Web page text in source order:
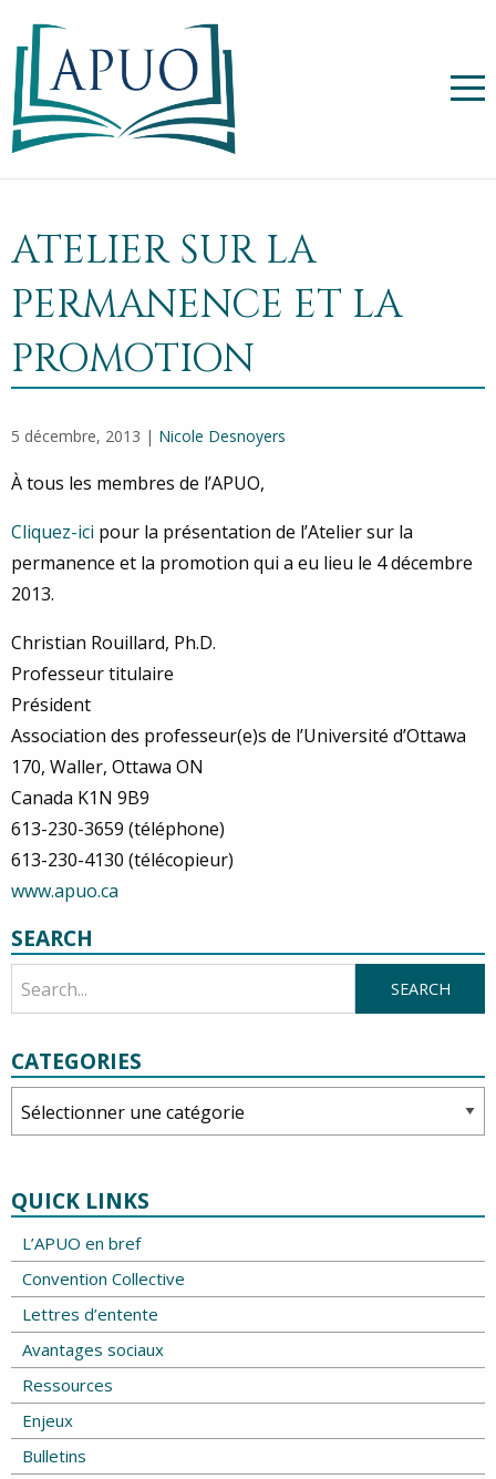
ATELIER SUR LA
PERMANENCE ET LA
PROMOTION
5 décembre, 2013 | Nicole Desnoyers
À tous les membres de l’APUO,
Cliquez-ici pour la présentation de l’Atelier sur la
permanence et la promotion qui a eu lieu le 4 décembre
2013.
Christian Rouillard, Ph.D.
Professeur titulaire
Président
Association des professeur(e)s de l’Université d’Ottawa
170, Waller, Ottawa ON
Canada K1N 9B9
613-230-3659 (téléphone)
613-230-4130 (télécopieur)
www.apuo.ca
SEARCH
CATEGORIES
QUICK LINKS
L’APUO en bref
Convention Collective
Lettres d’entente
Avantages sociaux
Ressources
Enjeux
Bulletins